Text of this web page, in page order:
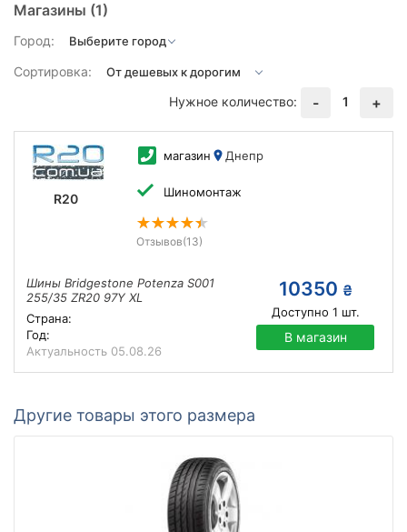
Магазины (1)
Город:
Сортировка:
Нужное количество:
- 1 +
R20
магазин Днепр
Шиномонтаж
Отзывов(13)
Шины Bridgestone Potenza S001
255/35 ZR20 97Y XL
Страна:
Год:
Актуальность 05.08.26
10350 ₴
Доступно 1 шт.
В магазин
Другие товары этого размера